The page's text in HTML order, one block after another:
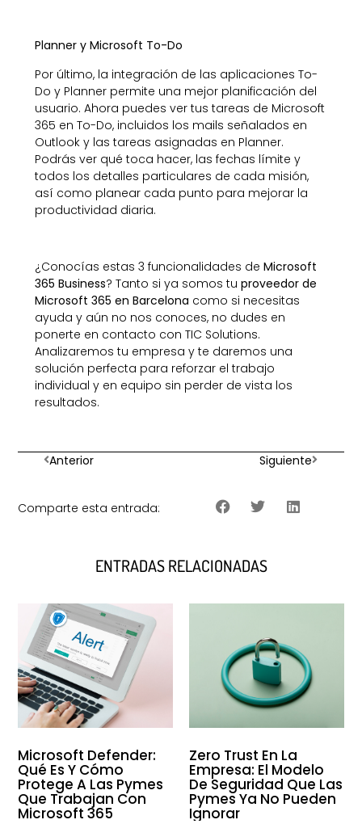
Planner y Microsoft To-Do
Por último, la integración de las aplicaciones To-
Do y Planner permite una mejor planificación del
usuario. Ahora puedes ver tus tareas de Microsoft
365 en To-Do, incluidos los mails señalados en
Outlook y las tareas asignadas en Planner.
Podrás ver qué toca hacer, las fechas límite y
todos los detalles particulares de cada misión,
así como planear cada punto para mejorar la
productividad diaria.
¿Conocías estas 3 funcionalidades de Microsoft
365 Business? Tanto si ya somos tu proveedor de
Microsoft 365 en Barcelona como si necesitas
ayuda y aún no nos conoces, no dudes en
ponerte en contacto con TIC Solutions.
Analizaremos tu empresa y te daremos una
solución perfecta para reforzar el trabajo
individual y en equipo sin perder de vista los
resultados.
Anterior Siguiente
Comparte esta entrada:
ENTRADAS RELACIONADAS
Microsoft Defender:
Qué Es Y Cómo
Protege A Las Pymes
Que Trabajan Con
Microsoft 365
Zero Trust En La
Empresa: El Modelo
De Seguridad Que Las
Pymes Ya No Pueden
Ignorar